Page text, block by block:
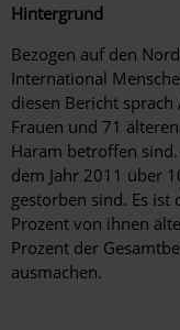
Hintergrund
Bezogen auf den
International
diesen Bericht
Frauen und 71
Haram betroffen
dem Jahr 2011 über
gestorben sind. Es ist
Prozent von ihnen
Prozent der
ausmachen.